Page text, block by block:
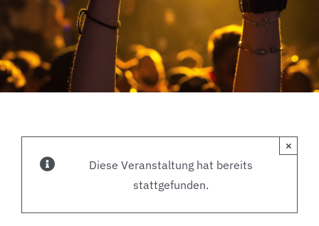
Diese Veranstaltung hat bereits
stattgefunden.
×